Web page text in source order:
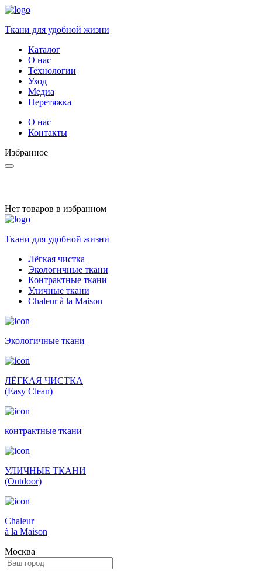
Ткани для удобной жизни
Каталог
О нас
Технологии
Уход
Медиа
Перетяжка
О нас
Контакты
Избранное
Нет товаров в избранном
Ткани для удобной жизни
Лёгкая чистка
Экологичные ткани
Контрактные ткани
Уличные ткани
Сhaleur à la Maison
Экологичные ткани
ЛЁГКАЯ ЧИСТКА
(Easy Clean)
контрактные ткани
УЛИЧНЫЕ ТКАНИ
(Outdoor)
Сhaleur
à la Maison
Москва